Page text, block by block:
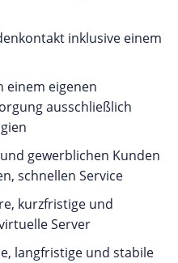
inklusive einem
einem eigenen
ausschließlich
gewerblichen Kunden
schnellen Service
kurzfristige und
Server
langfristige und stabile